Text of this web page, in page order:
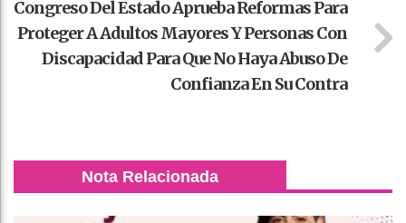
Congreso Del Estado Aprueba Reformas Para
Proteger A Adultos Mayores Y Personas Con
Discapacidad Para Que No Haya Abuso De
Confianza En Su Contra
Nota Relacionada